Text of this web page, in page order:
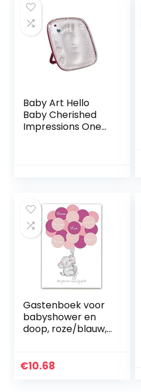
Baby Art Hello
Baby Cherished
Impressions One
Gastenboek voor
babyshower en
doop, roze/blauw,
om in te vullen,
€10.68